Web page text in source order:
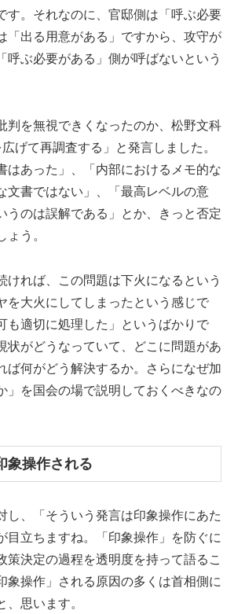
す。それなのに、官邸側は「呼ぶ必要
「出る用意がある」ですから、攻守が
呼ぶ必要がある」側が呼ばないという
判を無視できくなったのか、松野文科
げて再調査する」と発言しました。
はあった」、「内部におけるメモ的な
文書ではない」、「最高レベルの意
うのは誤解である」とか、きっと否定
ょう。
ければ、この問題は下火になるという
を大火にしてしまったという感じで
も適切に処理した」というばかりで
状がどうなっていて、どこに問題があ
ば何がどう解決するか。さらになぜ加
」を国会の場で説明しておくべきなの
象操作される
し、「そういう発言は印象操作にあた
目立ちますね。「印象操作」を防ぐに
策決定の過程を透明度を持って語るこ
象操作」される原因の多くは首相側に
、思います。